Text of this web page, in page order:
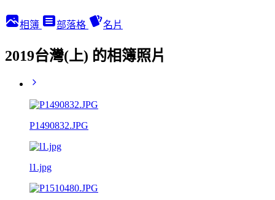
相簿 部落格 名片
2019台灣(上) 的相簿照片
P1490832.JPG
l1.jpg